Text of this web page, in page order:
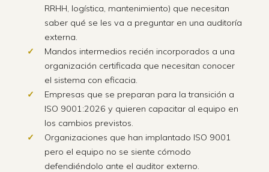
RRHH, logística, mantenimiento) que necesitan
saber qué se les va a preguntar en una auditoría
externa.
Mandos intermedios recién incorporados a una
organización certificada que necesitan conocer
el sistema con eficacia.
Empresas que se preparan para la transición a
ISO 9001:2026 y quieren capacitar al equipo en
los cambios previstos.
Organizaciones que han implantado ISO 9001
pero el equipo no se siente cómodo
defendiéndolo ante el auditor externo.